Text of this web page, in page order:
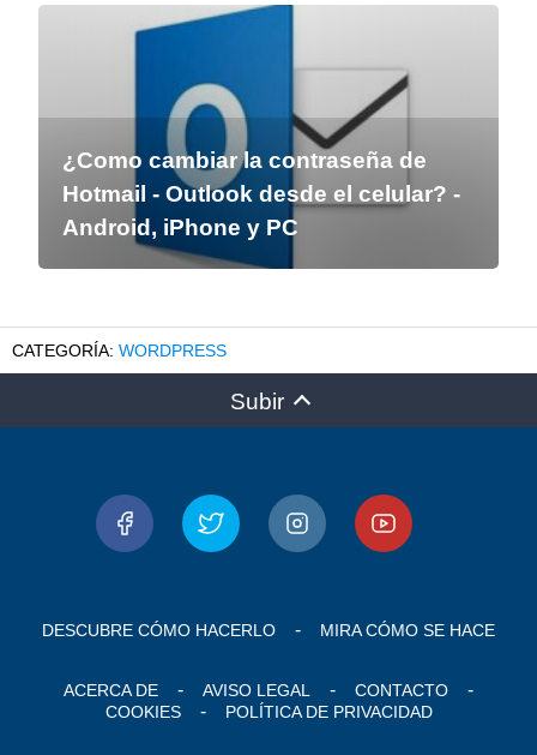
¿Como cambiar la contraseña de
Hotmail - Outlook desde el celular? -
Android, iPhone y PC
WORDPRESS
Subir
DESCUBRE CÓMO HACERLO MIRA CÓMO SE HACE
ACERCA DE AVISO LEGAL
CONTACTO
COOKIES
POLÍTICA DE PRIVACIDAD